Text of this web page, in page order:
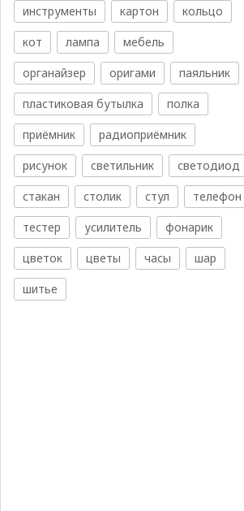
инструменты
картон
кольцо
кот
лампа
мебель
органайзер
оригами
паяльник
пластиковая бутылка
полка
приёмник
радиоприёмник
рисунок
светильник
светодиод
стакан
столик стул
телефон
тестер
усилитель
фонарик
цветок
цветы часы
шар
шитье